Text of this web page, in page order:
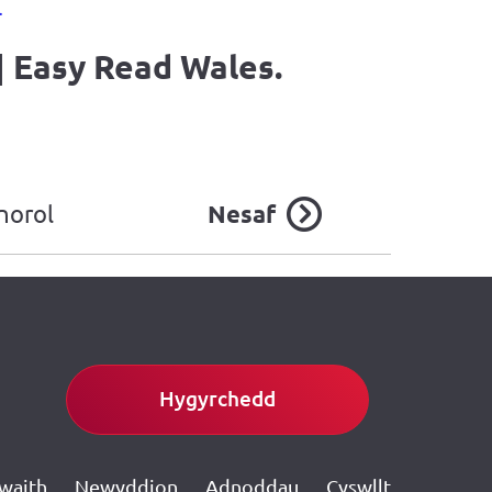
Easy Read Wales.
Nesaf
Hygyrchedd
Newyddion Adnoddau Cyswllt